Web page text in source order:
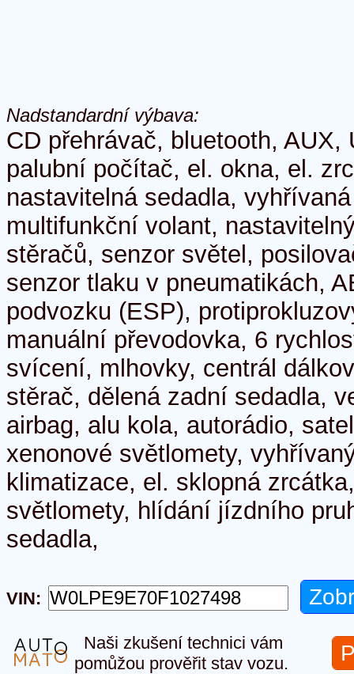
Nadstandardní výbava:
CD přehrávač, bluetooth, AUX,
palubní počítač, el. okna, el.
nastavitelná sedadla,
multifunkční volant,
stěračů, senzor světel,
senzor tlaku v pneumatikách,
podvozku (ESP),
manuální převodovka, 6
svícení, mlhovky, centrál
stěrač, dělená zadní sedadla,
airbag, alu kola, autorádio,
xenonové světlomety,
klimatizace, el. sklopná
světlomety, hlídání jízdního
sedadla,
VIN:
Naši zkušení technici vám
pomůžou prověřit stav vozu.